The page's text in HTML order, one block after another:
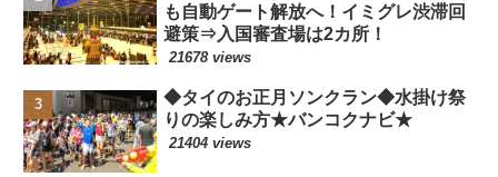
も自動ゲート解放へ！イミグレ渋滞回
避策⇒入国審査場は2カ所！
21678 views
◆タイのお正月ソンクラン◆水掛け祭
りの楽しみ方★バンコクナビ★
21404 views